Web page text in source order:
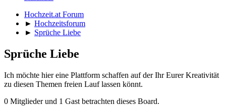
Hochzeit.at Forum
► Hochzeitsforum
► Sprüche Liebe
Sprüche Liebe
Ich möchte hier eine Plattform schaffen auf der Ihr Eurer Kreativität
zu diesen Themen freien Lauf lassen könnt.
0 Mitglieder und 1 Gast betrachten dieses Board.